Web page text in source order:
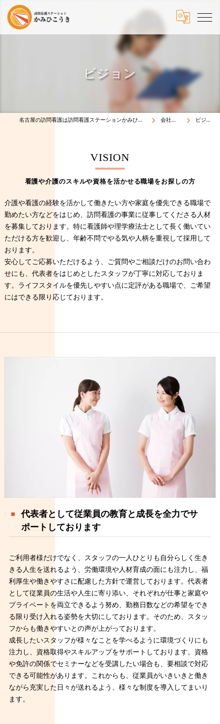
ビジョン
名古屋の訪問看護は訪問看護ステーションかみひこうき 会社概要 ビジョン
看護や介護のスキルや資格を活かせる職場をお探しの方
VISION
介護や看護の経験を活かして働きたい方や家庭を優先できる職場で
勤めたい方などをはじめ、訪問看護の事業に従事してくださる人材
を募集しております。特に看護師や理学療法士として長く働いてい
ただける方を歓迎し、年齢不問でやる気や人柄を重視して採用して
おります。
安心してご応募いただけるよう、ご質問やご相談だけのお問い合わ
せにも、代表者をはじめとしたスタッフが丁寧に対応しておりま
す。ライフスタイルを優先しやすい点に定評がある職場で、ご希望
にはできる限り応じております。
代表者として従業員の教育と成長を全力でサ
ポートしております
ご利用者様だけでなく、スタッフの一人ひとりも自分らしく生き
きる人生を送れるよう、労働環境や人材育成の面にも注力し、福
利厚生や働きやすさに配慮した方針で運営しております。代表者
として従業員の生活や人生に寄り添い、それぞれが仕事と家庭や
プライベートを両立できるよう努め、勤務日数などの希望をでき
る限り受け入れる姿勢を大切にしております。そのため、スタッ
フからも働きやすいとの声が上がっております。
成長したいスタッフが様々なことを学べるように環境づくりにも
注力し、資格取得やスキルアップをサポートしております。資格
や免許の関係でセミナーなどを受講したい場合も、要相談で対応
できる可能性があります。これからも、従業員がいきいきと働き
ながら充実した日々が送れるよう、様々な制度を導入してまいり
ます。